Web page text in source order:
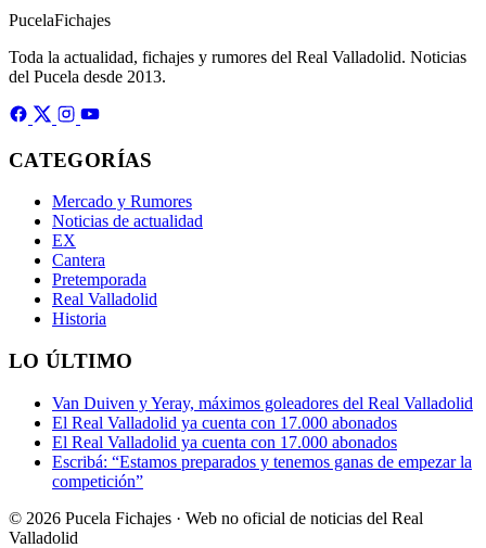
PucelaFichajes
Toda la actualidad, fichajes y rumores del Real Valladolid. Noticias
del Pucela desde 2013.
CATEGORÍAS
Mercado y Rumores
Noticias de actualidad
EX
Cantera
Pretemporada
Real Valladolid
Historia
LO ÚLTIMO
Van Duiven y Yeray, máximos goleadores del Real Valladolid
El Real Valladolid ya cuenta con 17.000 abonados
El Real Valladolid ya cuenta con 17.000 abonados
Escribá: “Estamos preparados y tenemos ganas de empezar la
competición”
© 2026 Pucela Fichajes · Web no oficial de noticias del Real
Valladolid